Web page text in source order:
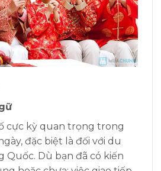
cực kỳ quan trọng trong
đặc biệt là đối với du
Quốc. Dù bạn đã có kiến